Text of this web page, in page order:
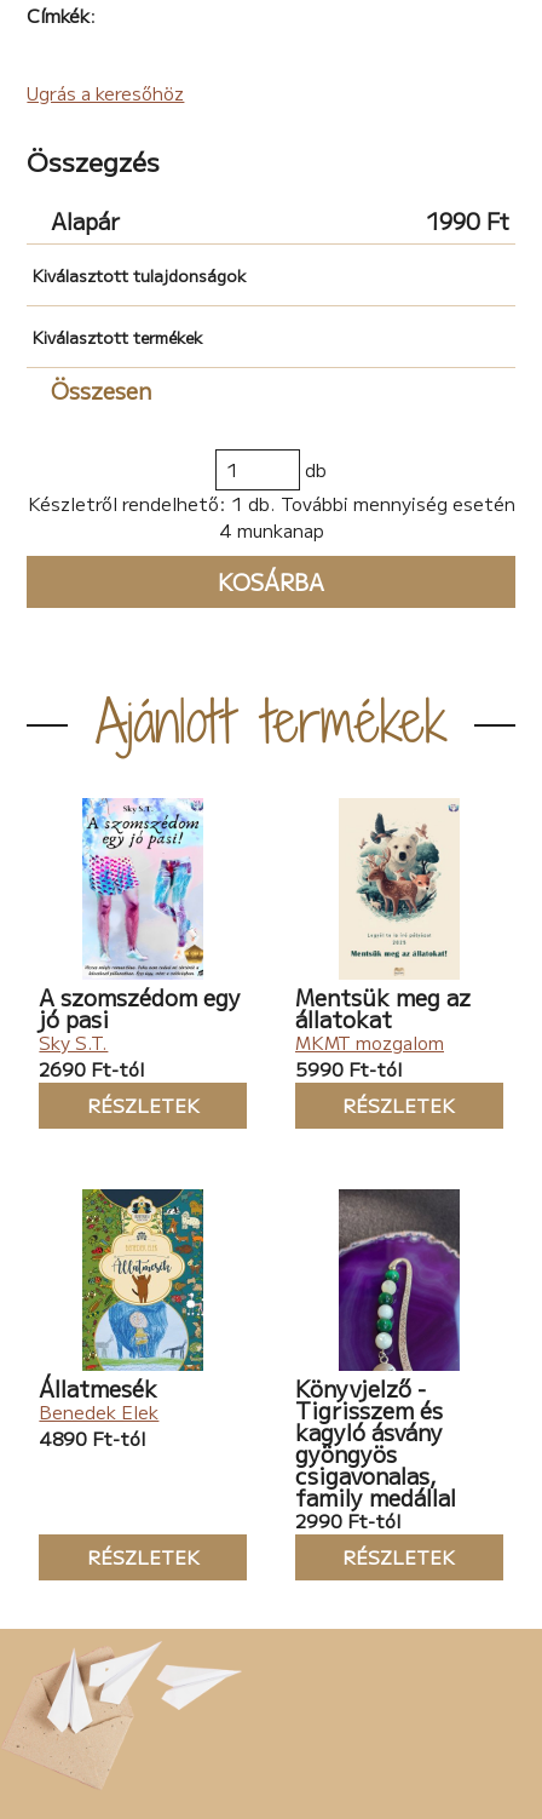
Címkék:
Ugrás a keresőhöz
Összegzés
Alapár 1990 Ft
Kiválasztott tulajdonságok
Kiválasztott termékek
Összesen
db
Készletről rendelhető: 1 db. További mennyiség esetén
4 munkanap
KOSÁRBA
Ajánlott termékek
A szomszédom egy
jó pasi
Sky S.T.
2690 Ft-tól
RÉSZLETEK
Mentsük meg az
állatokat
MKMT mozgalom
5990 Ft-tól
RÉSZLETEK
Állatmesék
Benedek Elek
4890 Ft-tól
RÉSZLETEK
Könyvjelző -
Tigrisszem és
kagyló ásvány
gyöngyös
csigavonalas,
family medállal
2990 Ft-tól
RÉSZLETEK